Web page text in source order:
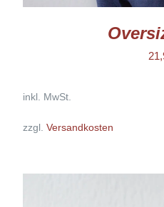
inkl. MwSt.
zzgl. Versandkosten